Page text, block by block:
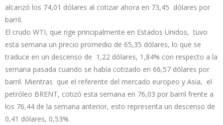
alcanzó los 74,01 dólares al cotizar ahora en 73,45 dólares por
barril.
El crudo WTI, que rige principalmente en Estados Unidos, tuvo
esta semana un precio promedio de 65,35 dólares, lo que se
traduce en un descenso de 1,22 dólares, 1,84% con respecto a la
semana pasada cuando se había cotizado en 66,57 dólares por
barril. Mientras que el referente del mercado europeo y Asia, el
petróleo BRENT, cotizó esta semana en 76,03 por barril frente a
los 76,44 de la semana anterior, esto representa un descenso de
0,41 dólares, 0,53%.